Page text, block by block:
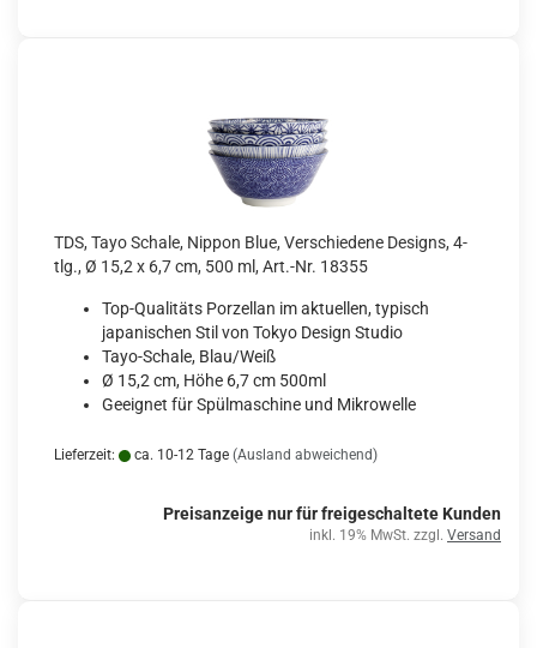
TDS, Tayo Schale, Nippon Blue, Verschiedene Designs, 4-
tlg., Ø 15,2 x 6,7 cm, 500 ml, Art.-Nr. 18355
Top-Qualitäts Porzellan im aktuellen, typisch
japanischen Stil von Tokyo Design Studio
Tayo-Schale, Blau/Weiß
Ø 15,2 cm, Höhe 6,7 cm 500ml
Geeignet für Spülmaschine und Mikrowelle
Lieferzeit: ca. 10-12 Tage (Ausland abweichend)
Preisanzeige nur für freigeschaltete Kunden
inkl. 19% MwSt. zzgl. Versand